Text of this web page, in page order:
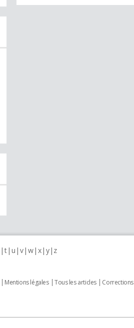
t u v w x y z
Mentions légales Tous les articles
Corrections